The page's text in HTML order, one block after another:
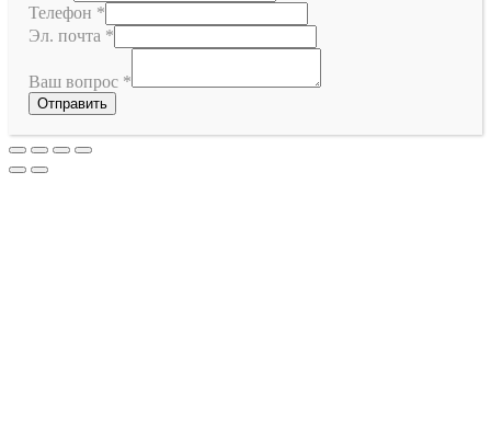
Телефон *
Эл. почта *
Ваш вопрос *
Отправить